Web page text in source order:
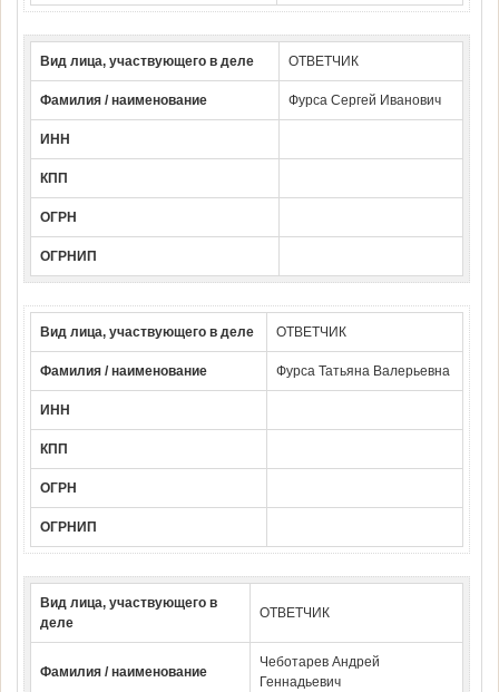
Вид лица, участвующего в деле ОТВЕТЧИК
Фамилия / наименование Фурса Сергей Иванович
ИНН
КПП
ОГРН
ОГРНИП
Вид лица, участвующего в деле ОТВЕТЧИК
Фамилия / наименование Фурса Татьяна Валерьевна
ИНН
КПП
ОГРН
ОГРНИП
Вид лица, участвующего в
деле
ОТВЕТЧИК
Фамилия / наименование
Чеботарев Андрей
Геннадьевич